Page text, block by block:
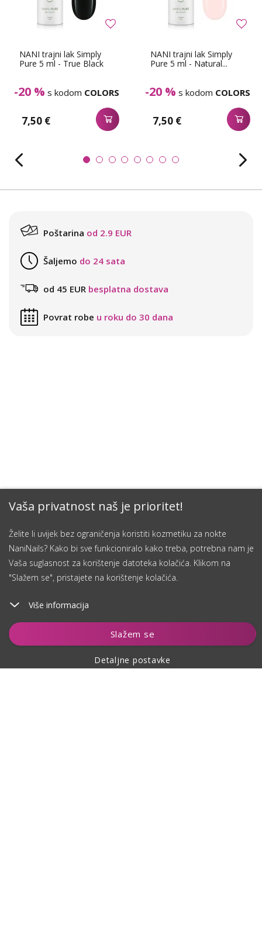
Vaša privatnost naš je prioritet!
Želite li uvijek bez ograničenja koristiti kozmetiku za nokte
NaniNails? Kako bi sve funkcioniralo kako treba, potrebna nam je
Vaša suglasnost za korištenje datoteka kolačića. Klikom na
"Slažem se", pristajete na korištenje kolačića.
Više informacija
Slažem se
Detaljne postavke
Dodaj u košaricu
NANI trajni lak Simply
Pure 5 ml - True Black
-20 % s kodom COLORS
7,50 €
NANI trajni lak Simply
Pure 5 ml - Natural...
-20 % s kodom COLORS
7,50 €
Poštarina od 2.9 EUR
Šaljemo do 24 sata
od 45 EUR besplatna dostava
Povrat robe u roku do 30 dana